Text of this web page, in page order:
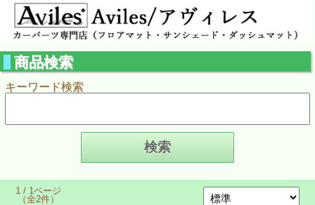
商品検索
キーワード検索
1 / 1ページ
（全2件）